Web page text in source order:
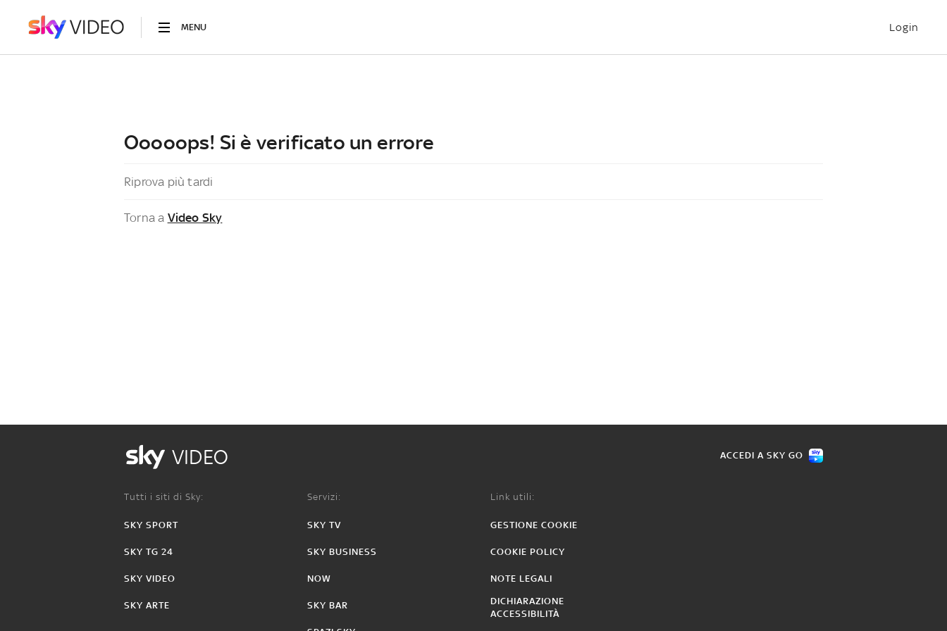
MENU Login
Ooooops! Si è verificato un errore
Riprova più tardi
Torna a Video Sky
VIDEO ACCEDI A SKY GO
Tutti i siti di Sky:
SKY SPORT
SKY TG 24
SKY VIDEO
SKY ARTE
Servizi:
SKY TV
SKY BUSINESS
NOW
SKY BAR
Link utili:
GESTIONE COOKIE
COOKIE POLICY
NOTE LEGALI
DICHIARAZIONE
ACCESSIBILITÀ